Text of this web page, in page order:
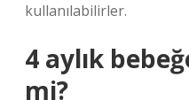
kullanılabilirler.
4 aylık
mi?